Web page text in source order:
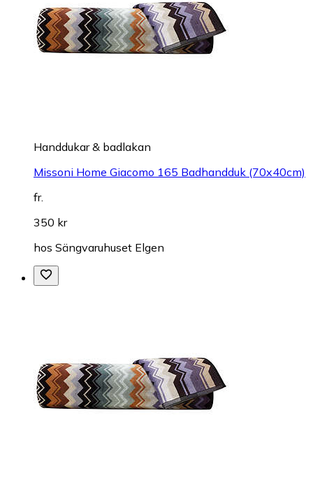
Handdukar & badlakan
Missoni Home Giacomo 165 Badhandduk (70x40cm)
fr.
350 kr
hos Sängvaruhuset Elgen